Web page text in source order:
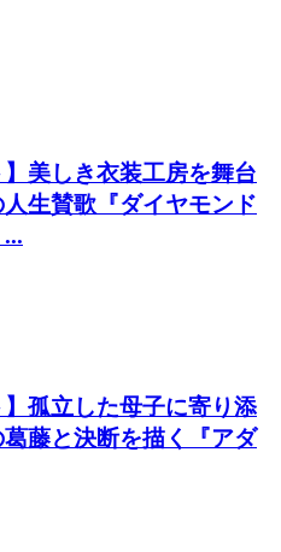
】美しき衣装工房を舞台
生賛歌『ダイヤモンド
】孤立した母子に寄り添
藤と決断を描く『アダ